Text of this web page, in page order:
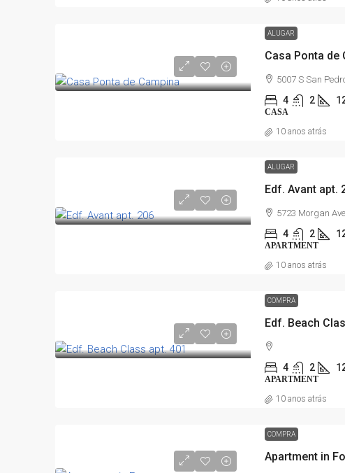
ALUGAR
Casa Ponta de
5007 S San
4 2
CASA
10 anos atrás
ALUGAR
Edf. Avant apt.
5723 Morgan
4 2
APARTMENT
10 anos atrás
COMPRA
Edf. Beach
4 2
APARTMENT
10 anos atrás
COMPRA
Apartment in
1200 m²